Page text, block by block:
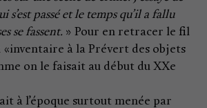
s’est passé et le temps qu’il a fallu
se fassent. » Pour en retracer le fil
à la Prévert des objets
on le faisait au début du XXe
à l’époque surtout menée par